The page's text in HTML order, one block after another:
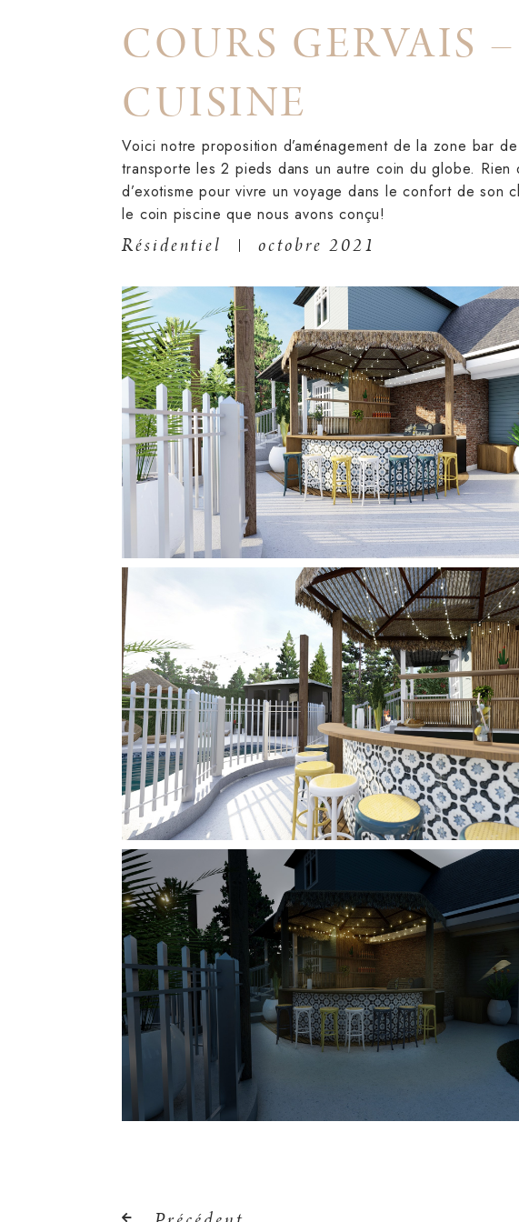
COURS GERVAIS –
CUISINE
Voici notre proposition d’aménagement de la zone bar
transporte les 2 pieds dans un autre coin du globe. Rien
d’exotisme pour vivre un voyage dans le confort de son
le coin piscine que nous avons conçu!
Résidentiel octobre 2021